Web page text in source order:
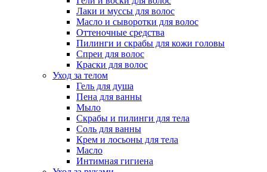
Лаки и муссы для волос
Масло и сыворотки для волос
Оттеночные средства
Пилинги и скрабы для кожи головы
Спреи для волос
Краски для волос
Уход за телом
Гель для душа
Пена для ванны
Мыло
Скрабы и пилинги для тела
Соль для ванны
Крем и лосьоны для тела
Масло
Интимная гигиена